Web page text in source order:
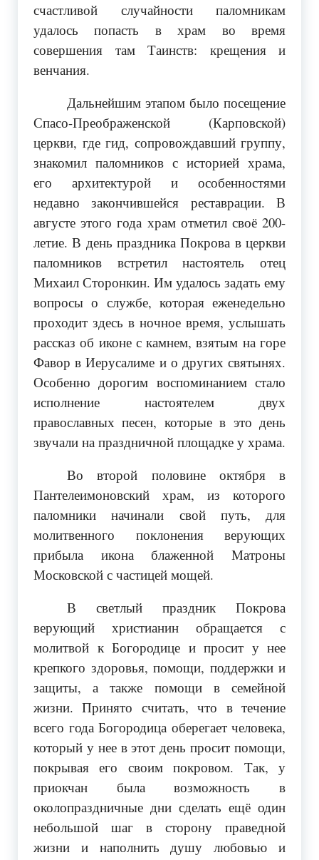
счастливой случайности паломникам
удалось попасть в храм во время
совершения там Таинств: крещения и
венчания.
Дальнейшим этапом было посещение
Спасо-Преображенской (Карповской)
церкви, где гид, сопровождавший группу,
знакомил паломников с историей храма,
его архитектурой и особенностями
недавно закончившейся реставрации. В
августе этого года храм отметил своё 200-
летие. В день праздника Покрова в церкви
паломников встретил настоятель отец
Михаил Сторонкин. Им удалось задать ему
вопросы о службе, которая еженедельно
проходит здесь в ночное время, услышать
рассказ об иконе с камнем, взятым на горе
Фавор в Иерусалиме и о других святынях.
Особенно дорогим воспоминанием стало
исполнение настоятелем двух
православных песен, которые в это день
звучали на праздничной площадке у храма.
Во второй половине октября в
Пантелеимоновский храм, из которого
паломники начинали свой путь, для
молитвенного поклонения верующих
прибыла икона блаженной Матроны
Московской с частицей мощей.
В светлый праздник Покрова
верующий христианин обращается с
молитвой к Богородице и просит у нее
крепкого здоровья, помощи, поддержки и
защиты, а также помощи в семейной
жизни. Принято считать, что в течение
всего года Богородица оберегает человека,
который у нее в этот день просит помощи,
покрывая его своим покровом. Так, у
приокчан была возможность в
околопраздничные дни сделать ещё один
небольшой шаг в сторону праведной
жизни и наполнить душу любовью и